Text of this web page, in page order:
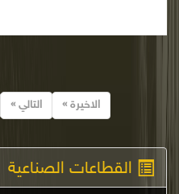
القطاعات الصناعية
التالي » الاخيرة »